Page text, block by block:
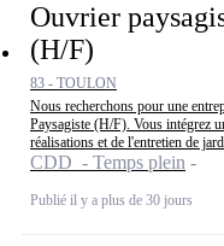
Ouvrier
(H/F)
83 - TOULON
Nous recherchons pour une
Paysagiste (H/F). Vous intégrez
réalisations et de l'entretien de
CDD - Temps plein
Publié il y a plus de 30 jours